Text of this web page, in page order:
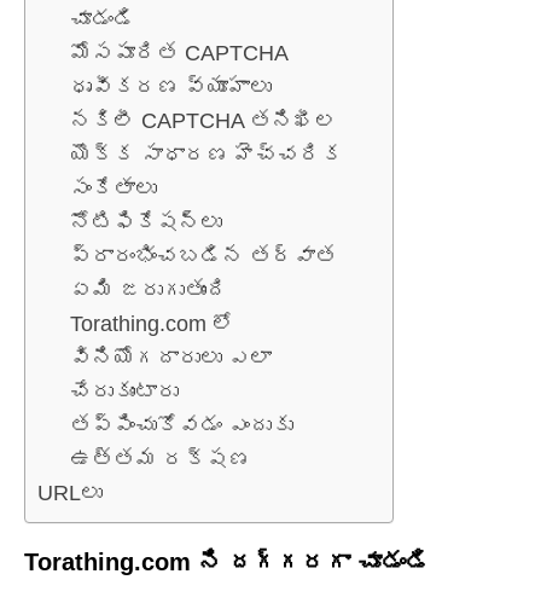
చూడండి
మోసపూరిత CAPTCHA
ధృవీకరణ వ్యూహాలు
నకిలీ CAPTCHA తనిఖీల
యొక్క సాధారణ హెచ్చరిక
సంకేతాలు
నోటిఫికేషన్‌లు
ప్రారంభించబడిన తర్వాత
ఏమి జరుగుతుంది
Torathing.com లో
వినియోగదారులు ఎలా
చేరుకుంటారు
తప్పించుకోవడం ఎందుకు
ఉత్తమ రక్షణ
URLలు
Torathing.com ని దగ్గరగా చూడండి